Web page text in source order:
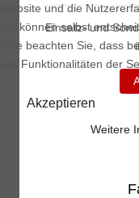
Einsatz- und
Website und die
Sie können selbst
Bitte beachten Sie, dass
alle Funktionalitäten der
Akzeptieren
Weitere